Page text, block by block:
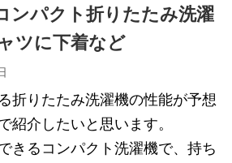
ンパクト折りたたみ洗濯
ツに下着など
折りたたみ洗濯機の性能が予想
紹介したいと思います。
きるコンパクト洗濯機で、持ち